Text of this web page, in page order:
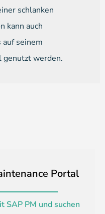
schlanken
kann auch
seinem
werden.
Portal
SAP PM und suchen